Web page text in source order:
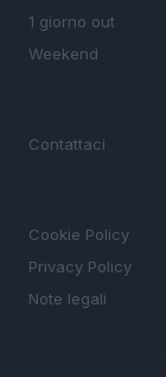
1 giorno out
Weekend
Contattaci
Cookie Policy
Privacy Policy
Note legali